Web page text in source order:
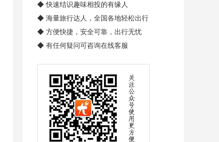
◆ 快速结识趣味相投的有缘人
◆ 海量旅行达人，全国各地轻松出行
◆ 方便快捷，安全可靠，出行无忧
◆ 有任何疑问可咨询在线客服